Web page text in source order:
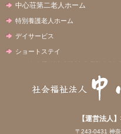
中心荘第二老人ホーム
特別養護老人ホーム
デイサービス
ショートステイ
【運営法人
〒243-0431 神